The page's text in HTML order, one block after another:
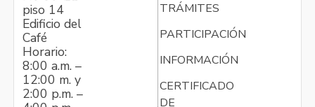
piso 14
Edificio del
Café
Horario:
8:00 a.m. –
12:00 m. y
2:00 p.m. –
TRÁMITES
PARTICIPACIÓN
INFORMACIÓN
CERTIFICADO
DE